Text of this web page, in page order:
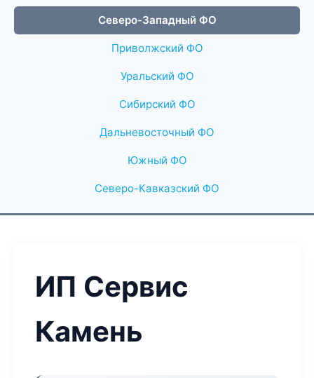
Северо-Западный ФО
Приволжский ФО
Уральский ФО
Сибирский ФО
Дальневосточный ФО
Южный ФО
Северо-Кавказский ФО
ИП Сервис
Камень